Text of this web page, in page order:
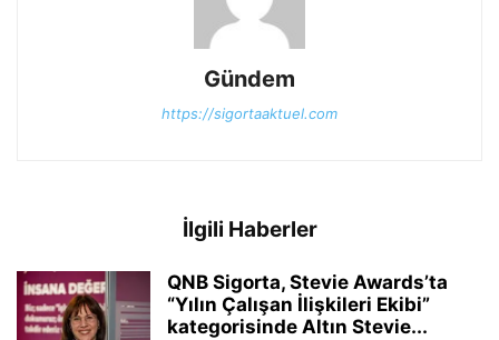
Gündem
https://sigortaaktuel.com
İlgili Haberler
QNB Sigorta, Stevie Awards’ta
“Yılın Çalışan İlişkileri Ekibi”
kategorisinde Altın Stevie...